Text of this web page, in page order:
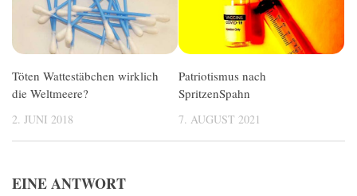
Töten Wattestäbchen wirklich
die Weltmeere?
2. JUNI 2018
Patriotismus nach
SpritzenSpahn
7. AUGUST 2021
EINE ANTWORT